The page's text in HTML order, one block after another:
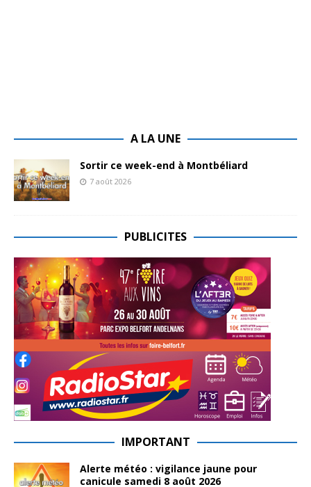
A LA UNE
Sortir ce week-end à Montbéliard
7 août 2026
PUBLICITES
IMPORTANT
Alerte météo : vigilance jaune pour
canicule samedi 8 août 2026